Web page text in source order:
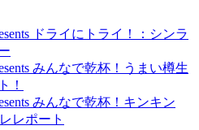
ドライにトライ！：シンラ
みんなで乾杯！うまい樽生
！
みんなで乾杯！キンキン
レポート